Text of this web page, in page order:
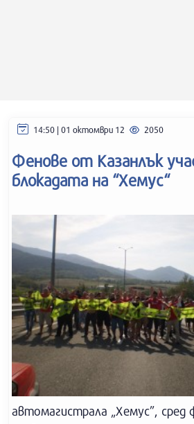
14:50 | 01 октомври 12 2050
Фенове от Казанлък
блокадата на “Хемус“
автомагистрала „Хемус”, сред